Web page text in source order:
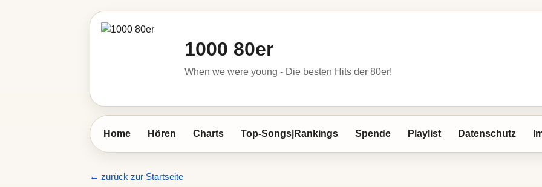
1000 80er
When we were young - Die besten Hits der 80er!
Home Hören Charts Top-Songs|Rankings Spende Playlist Datenschutz
← zurück zur Startseite